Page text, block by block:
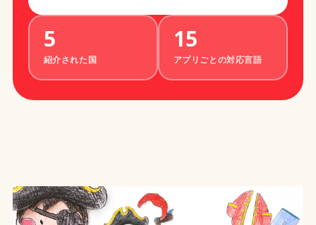
5
紹介された国
15
アプリごとの対応言語